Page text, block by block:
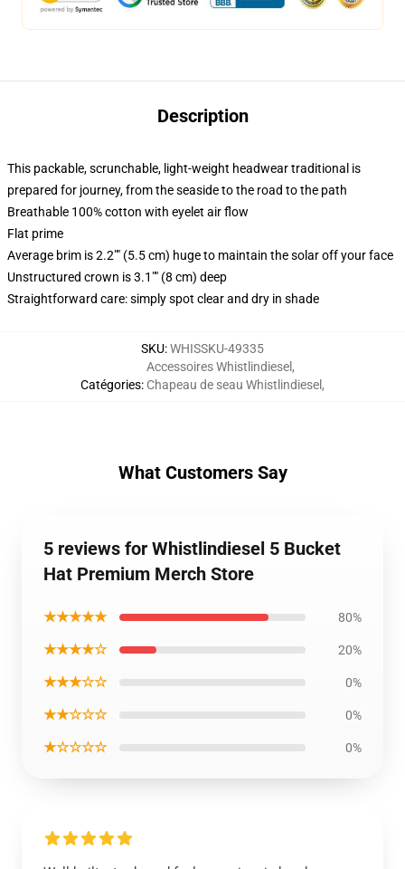
Description
This packable, scrunchable, light-weight headwear traditional is
prepared for journey, from the seaside to the road to the path
Breathable 100% cotton with eyelet air flow
Flat prime
Average brim is 2.2"" (5.5 cm) huge to maintain the solar off your face
Unstructured crown is 3.1"" (8 cm) deep
Straightforward care: simply spot clear and dry in shade
SKU:WHISSKU-49335
Catégories:
Accessoires Whistlindiesel ,
Chapeau de seau Whistlindiesel ,
What Customers Say
5 reviews for Whistlindiesel 5 Bucket
Hat Premium Merch Store
★★★★★ 80%
★★★★☆ 20%
★★★☆☆ 0%
★★☆☆☆ 0%
★☆☆☆☆ 0%